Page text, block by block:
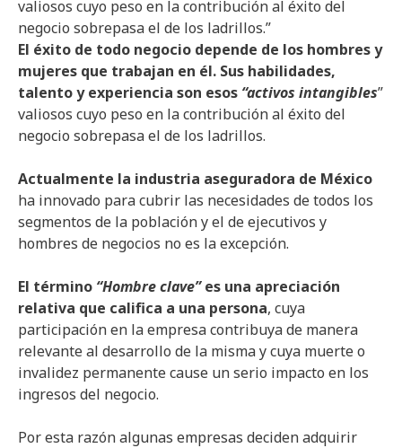
valiosos cuyo peso en la contribución al éxito del
negocio sobrepasa el de los ladrillos.”
El éxito de todo negocio depende de los hombres y
mujeres que trabajan en él. Sus habilidades,
talento y experiencia son esos “activos intangibles”
valiosos cuyo peso en la contribución al éxito del
negocio sobrepasa el de los ladrillos.
Actualmente la industria aseguradora de México
ha innovado para cubrir las necesidades de todos los
segmentos de la población y el de ejecutivos y
hombres de negocios no es la excepción.
El término “Hombre clave”es una apreciación
relativa que califica a una persona, cuya
participación en la empresa contribuya de manera
relevante al desarrollo de la misma y cuya muerte o
invalidez permanente cause un serio impacto en los
ingresos del negocio.
Por esta razón algunas empresas deciden adquirir